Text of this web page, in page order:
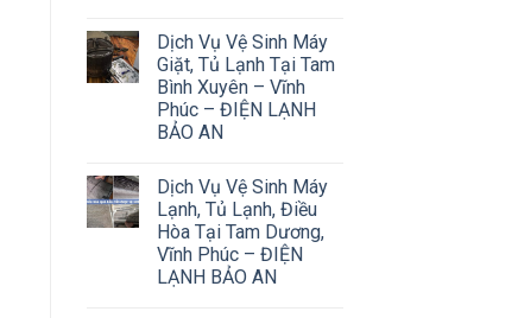
Dịch Vụ Vệ Sinh Máy
Giặt, Tủ Lạnh Tại Tam
Bình Xuyên – Vĩnh
Phúc – ĐIỆN LẠNH
BẢO AN
Dịch Vụ Vệ Sinh Máy
Lạnh, Tủ Lạnh, Điều
Hòa Tại Tam Dương,
Vĩnh Phúc – ĐIỆN
LẠNH BẢO AN